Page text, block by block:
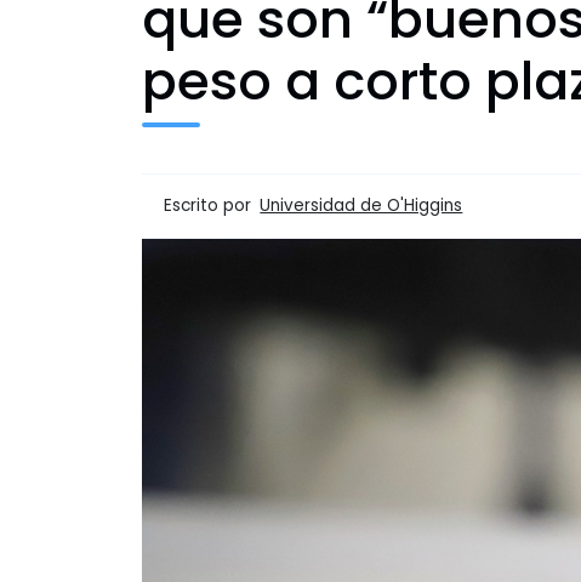
que son
peso a corto
Escrito por Universidad de O'Higgins